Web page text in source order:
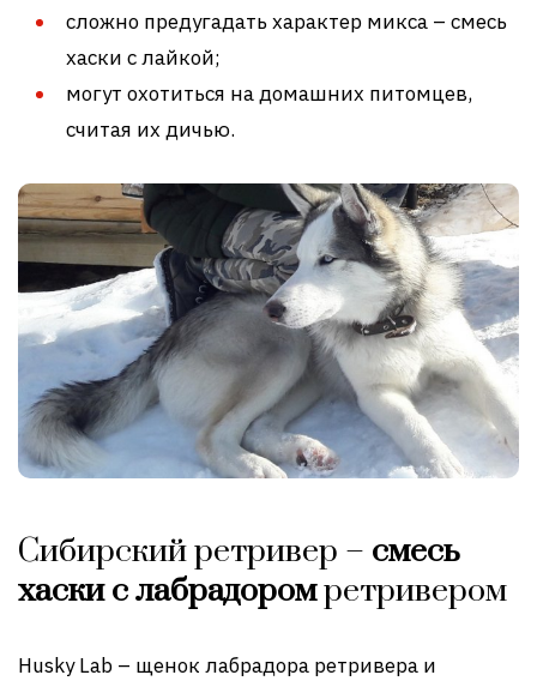
сложно предугадать характер микса – смесь
хаски с лайкой;
могут охотиться на домашних питомцев,
считая их дичью.
Сибирский ретривер – смесь
хаски с лабрадоромретривером
Husky Lab – щенок лабрадора ретривера и